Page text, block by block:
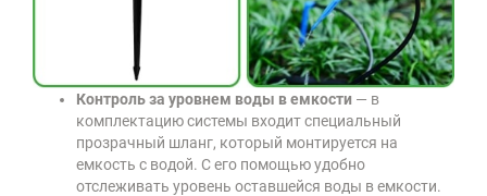
Контроль за уровнем воды в емкости — в
комплектацию системы входит специальный
прозрачный шланг, который монтируется на
емкость с водой. С его помощью удобно
отслеживать уровень оставшейся воды в емкости.